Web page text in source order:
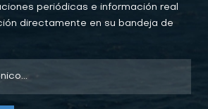
periódicas e información real
directamente en su bandeja de